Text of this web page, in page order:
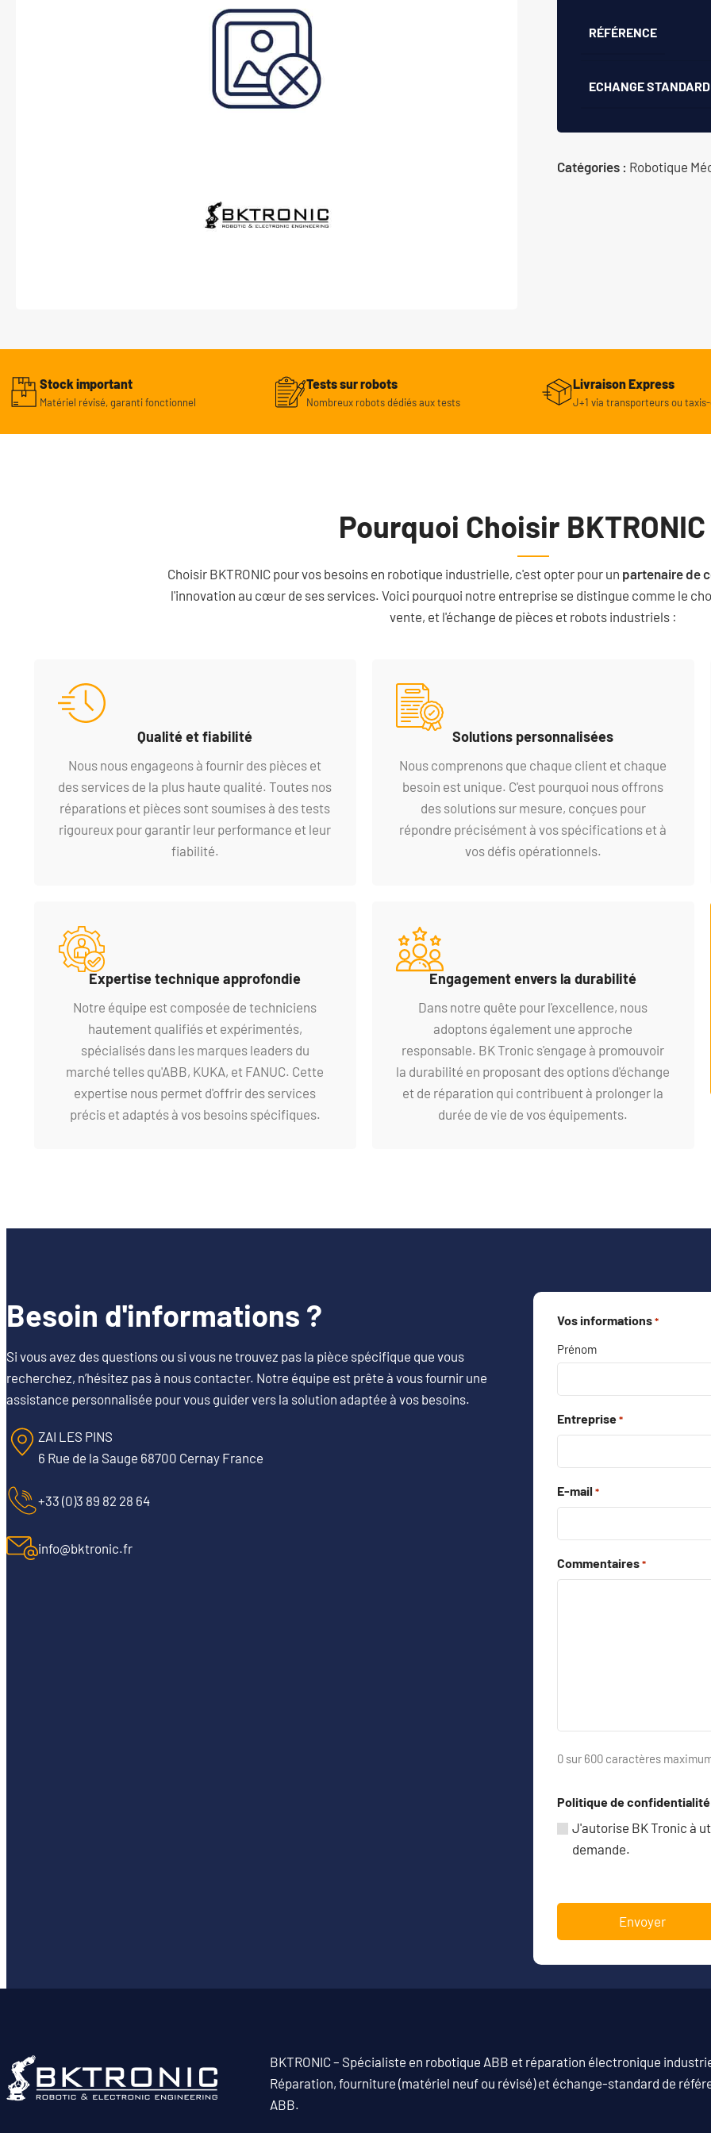
RÉFÉRENCE
ECHANGE STANDARD
Catégories : Robotique
Stock important
Matériel révisé, garanti fonctionnel
Tests sur robots
Nombreux robots dédiés aux tests
Livraison Express
J+1 via transporteurs ou
Pourquoi Choisir
Choisir BKTRONIC pour vos besoins en robotique industrielle, c'est opter pour un partenaire de
l'innovation au cœur de ses services. Voici pourquoi notre entreprise se distingue comme le
vente, et l'échange de pièces et robots industriels :
Qualité et fiabilité
Nous nous engageons à fournir des pièces et
des services de la plus haute qualité. Toutes nos
réparations et pièces sont soumises à des tests
rigoureux pour garantir leur performance et leur
fiabilité.
Expertise technique approfondie
Notre équipe est composée de techniciens
hautement qualifiés et expérimentés,
spécialisés dans les marques leaders du
marché telles qu'ABB, KUKA, et FANUC. Cette
expertise nous permet d'offrir des services
précis et adaptés à vos besoins spécifiques.
Solutions personnalisées
Nous comprenons que chaque client et chaque
besoin est unique. C'est pourquoi nous offrons
des solutions sur mesure, conçues pour
répondre précisément à vos spécifications et à
vos défis opérationnels.
Engagement envers la durabilité
Dans notre quête pour l'excellence, nous
adoptons également une approche
responsable. BK Tronic s'engage à promouvoir
la durabilité en proposant des options d'échange
et de réparation qui contribuent à prolonger la
durée de vie de vos équipements.
Besoin d'informations ?
Si vous avez des questions ou si vous ne trouvez pas la pièce spécifique que vous
recherchez, n’hésitez pas à nous contacter. Notre équipe est prête à vous fournir une
assistance personnalisée pour vous guider vers la solution adaptée à vos besoins.
ZAI LES PINS
6 Rue de la Sauge 68700 Cernay France
+33 (0)3 89 82 28 64
info@bktronic.fr
Vos informations *
Prénom
Entreprise *
E-mail *
Commentaires *
0 sur 600 caractères
Politique de confidentialité
J'autorise BK Tronic à
demande.
BKTRONIC – Spécialiste en robotique ABB et réparation électronique
Réparation, fourniture (matériel neuf ou révisé) et échange-standard de
ABB.